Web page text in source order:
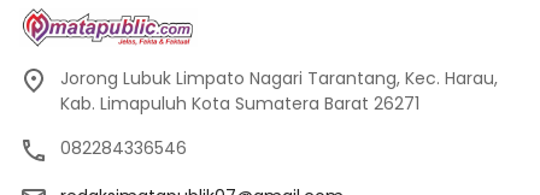
Jorong Lubuk Limpato Nagari Tarantang, Kec. Harau,
Kab. Limapuluh Kota Sumatera Barat 26271
082284336546